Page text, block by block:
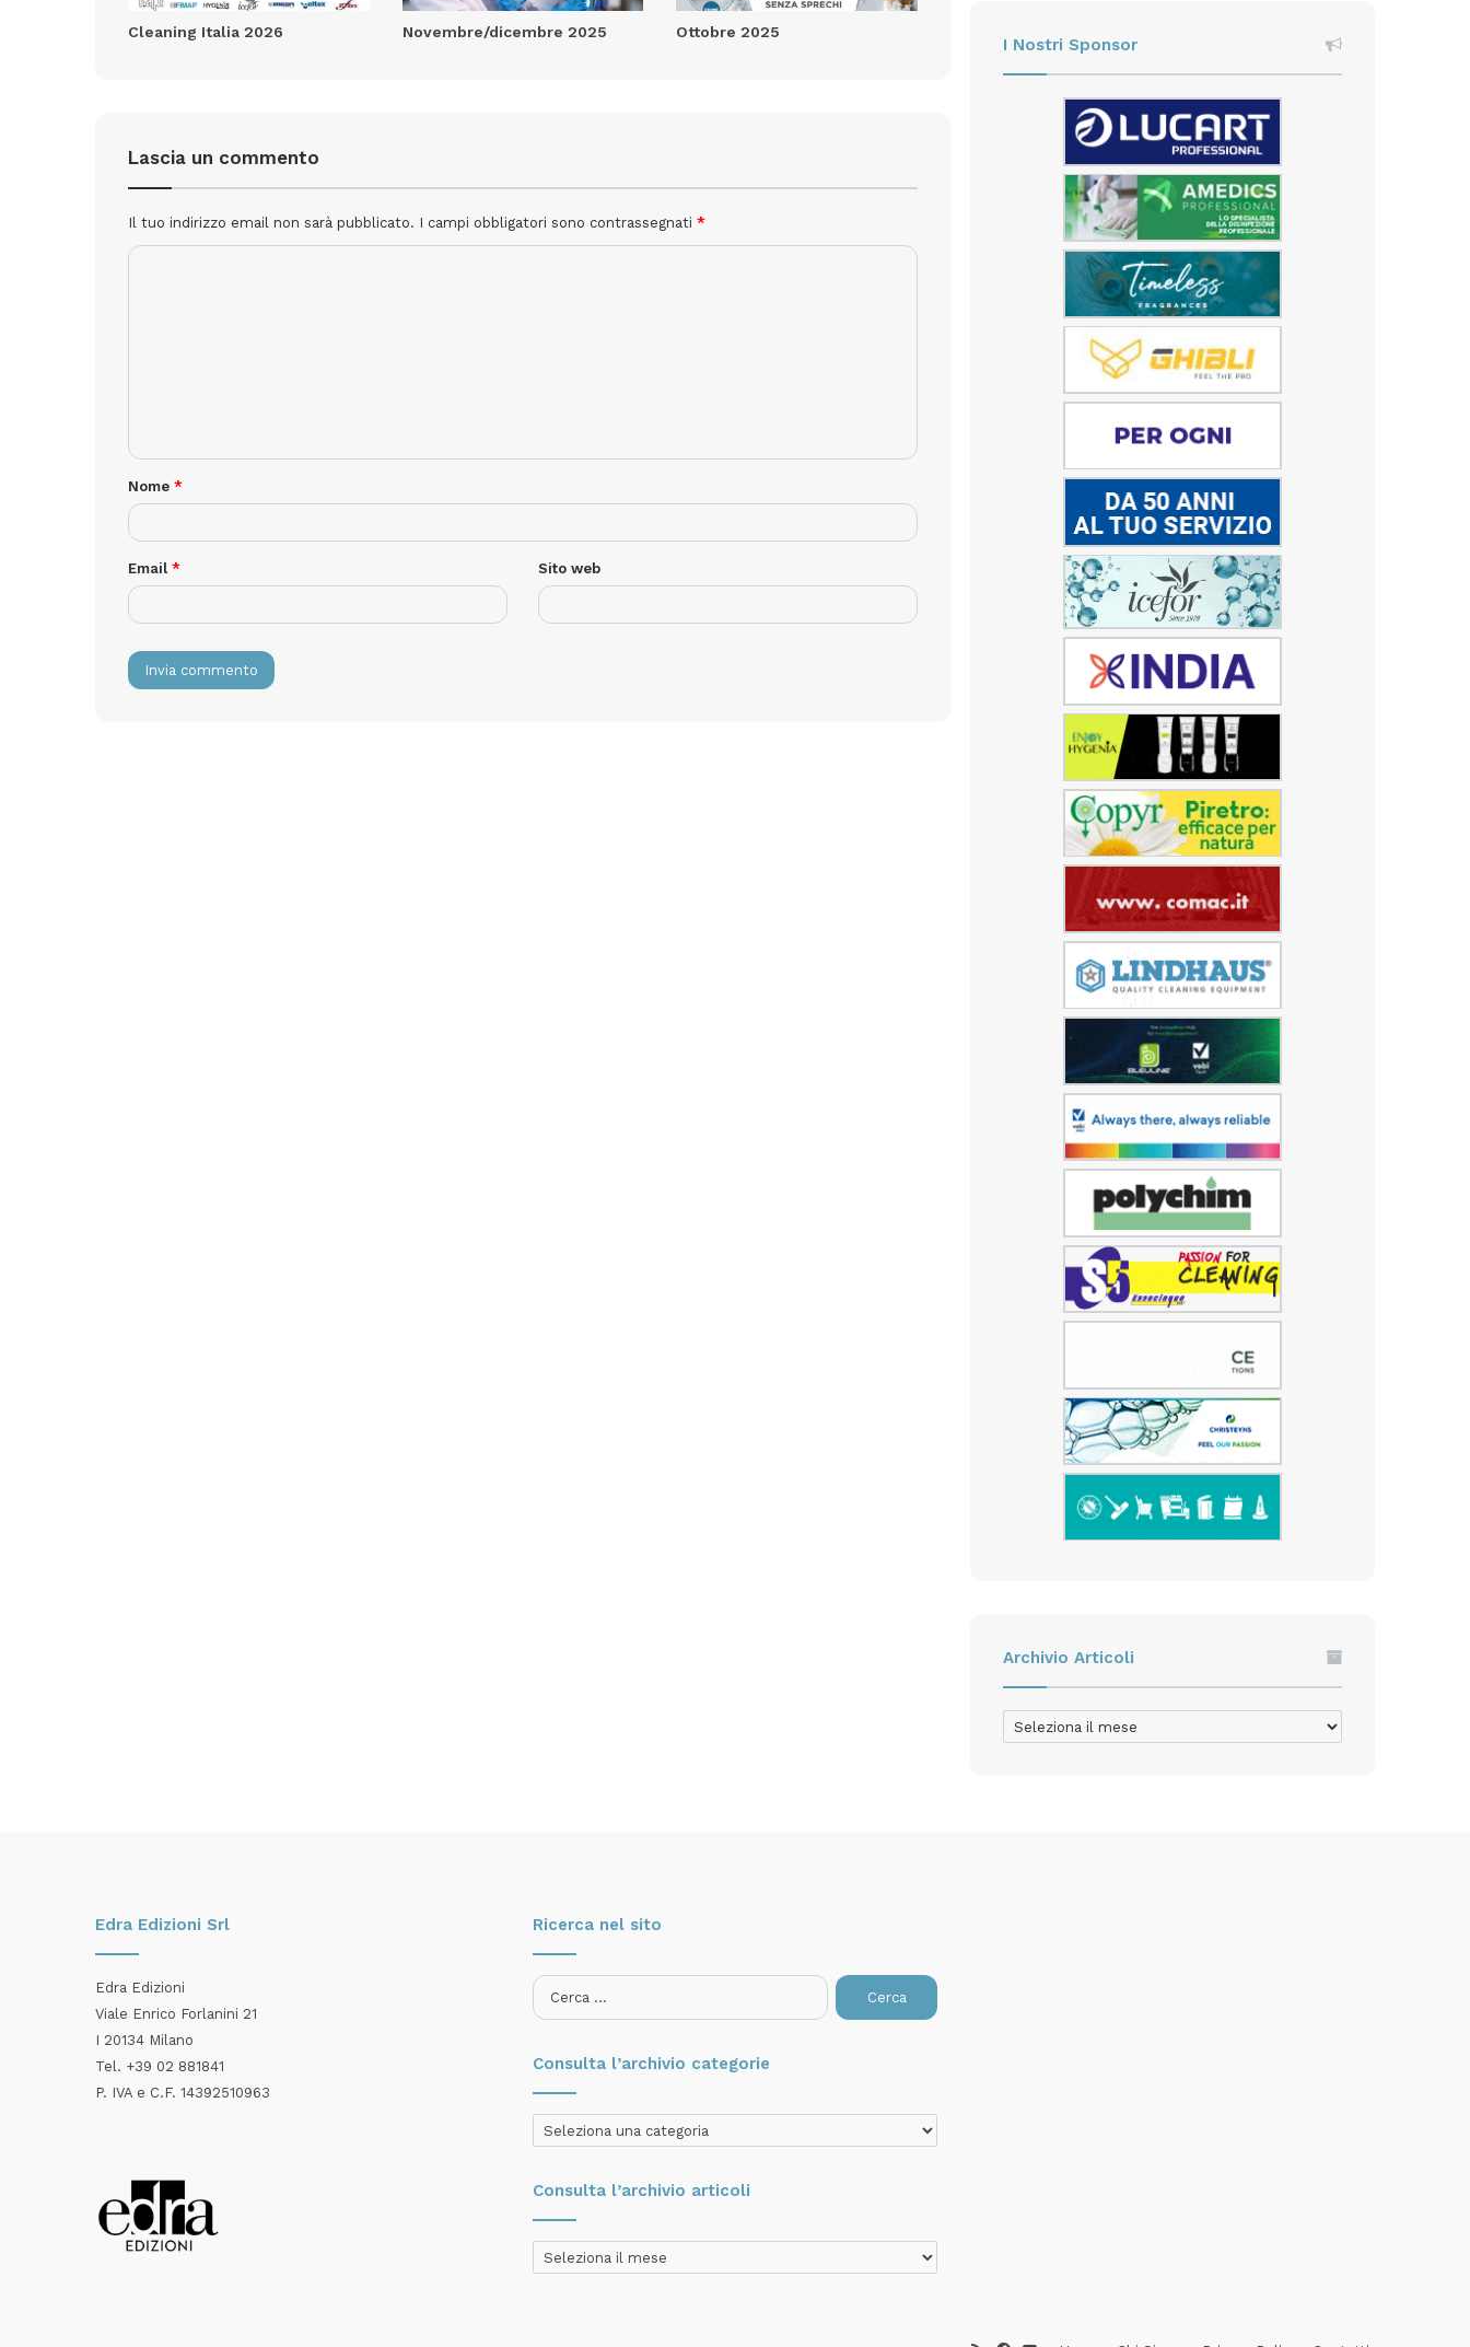
Cleaning Italia 2026 Novembre/dicembre 2025 Ottobre 2025
Lascia un commento
Il tuo indirizzo email non sarà pubblicato. I campi obbligatori sono contrassegnati *
Nome *
Email * Sito web
I Nostri Sponsor
Archivio Articoli
Archivio
Articoli
Edra Edizioni Srl
Edra Edizioni
Viale Enrico Forlanini 21
I 20134 Milano
Tel. +39 02 881841
P. IVA e C.F. 14392510963
Ricerca nel sito
Ricerca
per:
Consulta l’archivio categorie
Consulta
l’archivio
Consulta l’archivio articoli
Consulta
l’archivio